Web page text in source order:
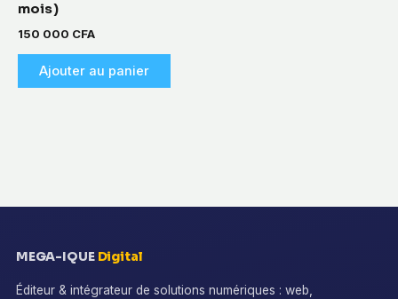
mois)
150 000 CFA
Ajouter au panier
MEGA-IQUE Digital
Éditeur & intégrateur de solutions numériques : web,